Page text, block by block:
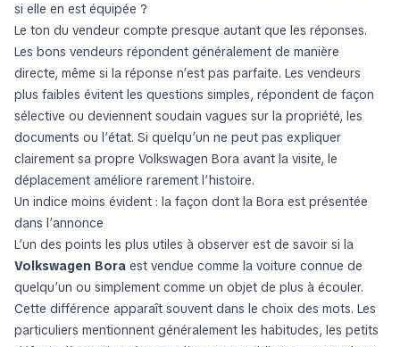
si elle en est équipée ?
Le ton du vendeur compte presque autant que les réponses.
Les bons vendeurs répondent généralement de manière
directe, même si la réponse n’est pas parfaite. Les vendeurs
plus faibles évitent les questions simples, répondent de façon
sélective ou deviennent soudain vagues sur la propriété, les
documents ou l’état. Si quelqu’un ne peut pas expliquer
clairement sa propre Volkswagen Bora avant la visite, le
déplacement améliore rarement l’histoire.
Un indice moins évident : la façon dont la Bora est présentée
dans l’annonce
L’un des points les plus utiles à observer est de savoir si la
Volkswagen Bora est vendue comme la voiture connue de
quelqu’un ou simplement comme un objet de plus à écouler.
Cette différence apparaît souvent dans le choix des mots. Les
particuliers mentionnent généralement les habitudes, les petits